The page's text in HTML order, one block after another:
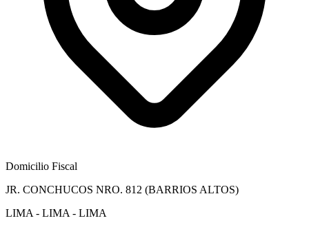
Domicilio Fiscal
JR. CONCHUCOS NRO. 812 (BARRIOS ALTOS)
LIMA - LIMA - LIMA